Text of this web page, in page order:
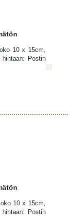
10 x 15cm,
Postin
10 x 15cm,
Postin